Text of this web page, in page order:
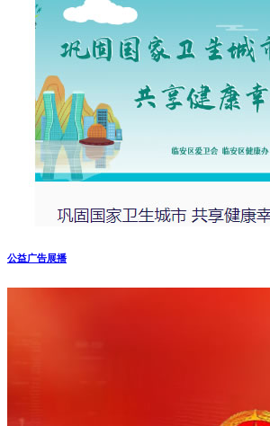
公益广告展播